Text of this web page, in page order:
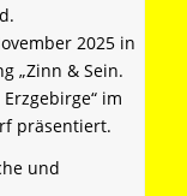
2025 in
„Zinn & Sein.
im
präsentiert.
und